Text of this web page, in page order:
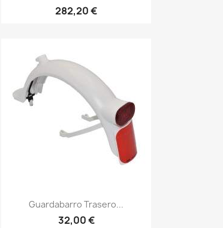
282,20 €
Vista rápida
Guardabarro Trasero...
32,00 €